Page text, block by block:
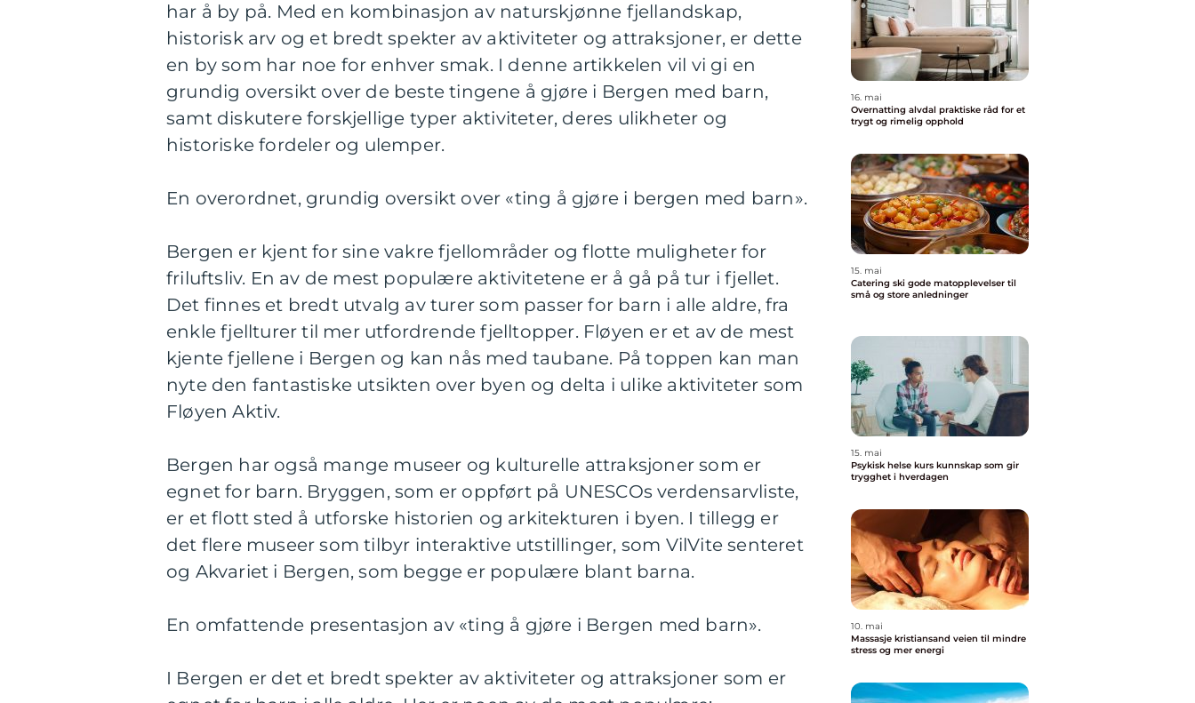
har å by på. Med en kombinasjon av naturskjønne fjellandskap,
historisk arv og et bredt spekter av aktiviteter og attraksjoner, er dette
en by som har noe for enhver smak. I denne artikkelen vil vi gi en
grundig oversikt over de beste tingene å gjøre i Bergen med barn,
samt diskutere forskjellige typer aktiviteter, deres ulikheter og
historiske fordeler og ulemper.
En overordnet, grundig oversikt over «ting å gjøre i bergen med barn».
Bergen er kjent for sine vakre fjellområder og flotte muligheter for
friluftsliv. En av de mest populære aktivitetene er å gå på tur i fjellet.
Det finnes et bredt utvalg av turer som passer for barn i alle aldre, fra
enkle fjellturer til mer utfordrende fjelltopper. Fløyen er et av de mest
kjente fjellene i Bergen og kan nås med taubane. På toppen kan man
nyte den fantastiske utsikten over byen og delta i ulike aktiviteter som
Fløyen Aktiv.
Bergen har også mange museer og kulturelle attraksjoner som er
egnet for barn. Bryggen, som er oppført på UNESCOs verdensarvliste,
er et flott sted å utforske historien og arkitekturen i byen. I tillegg er
det flere museer som tilbyr interaktive utstillinger, som VilVite senteret
og Akvariet i Bergen, som begge er populære blant barna.
En omfattende presentasjon av «ting å gjøre i Bergen med barn».
I Bergen er det et bredt spekter av aktiviteter og attraksjoner som er
16. mai
Overnatting alvdal praktiske råd for et
trygt og rimelig opphold
15. mai
Catering ski gode matopplevelser til
små og store anledninger
15. mai
Psykisk helse kurs kunnskap som gir
trygghet i hverdagen
10. mai
Massasje kristiansand veien til mindre
stress og mer energi